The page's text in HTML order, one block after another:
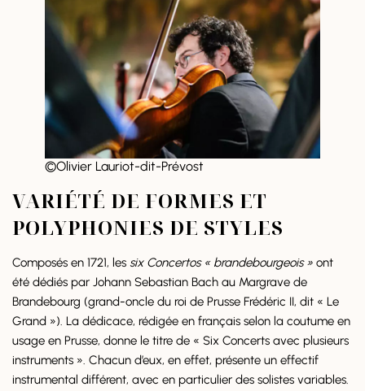
©Olivier Lauriot-dit-Prévost
VARIÉTÉ DE FORMES ET
POLYPHONIES DE STYLES
Composés en 1721, les six Concertos « brandebourgeois » ont
été dédiés par Johann Sebastian Bach au Margrave de
Brandebourg (grand-oncle du roi de Prusse Frédéric II, dit « Le
Grand »). La dédicace, rédigée en français selon la coutume en
usage en Prusse, donne le titre de « Six Concerts avec plusieurs
instruments ». Chacun d’eux, en effet, présente un effectif
instrumental différent, avec en particulier des solistes variables.